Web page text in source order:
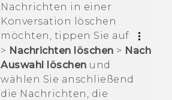
Nachrichten in einer
Konversation löschen
möchten, tippen Sie auf
> Nachrichten löschen > Nach
Auswahl löschen und
wählen Sie anschließend
die Nachrichten, die